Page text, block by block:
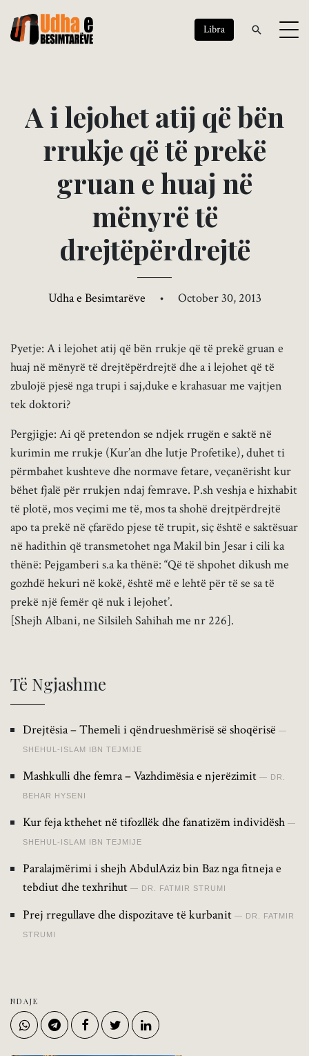
Libra
A i lejohetatij qëbën
rrukje qëtëprekë
gruan ehuaj në
mënyrëtë
drejtëpërdrejtë
Udha e Besimtarëve • October 30, 2013
Pyetje: A i lejohet atij që bën rrukje që të prekë gruan e
huaj në mënyrë të drejtëpërdrejtë dhe a i lejohet që të
zbulojë pjesë nga trupi i saj,duke e krahasuar me vajtjen
tek doktori?
Pergjigje: Ai që pretendon se ndjek rrugën e saktë në
kurimin me rrukje (Kur’an dhe lutje Profetike), duhet ti
përmbahet kushteve dhe normave fetare, veçanërisht kur
bëhet fjalë për rrukjen ndaj femrave. P.sh veshja e hixhabit
të plotë, mos veçimi me të, mos ta shohë drejtpërdrejtë
apo ta prekë në çfarëdo pjese të trupit, siç është e saktësuar
në hadithin që transmetohet nga Makil bin Jesar i cili ka
thënë: Pejgamberi s.a ka thënë: “Që të shpohet dikush me
gozhdë hekuri në kokë, është më e lehtë për të se sa të
prekë një femër që nuk i lejohet’.
[Shejh Albani, ne Silsileh Sahihah me nr 226].
Të Ngjashme
Drejtësia – Themeli i qëndrueshmërisë së shoqërisë
SHEHUL-ISLAM IBN TEJMIJE
Mashkulli dhe femra – Vazhdimësia e njerëzimit DR.
BEHAR HYSENI
Kur feja kthehet në tifozllëk dhe fanatizëm individësh
SHEHUL-ISLAM IBN TEJMIJE
Paralajmërimi i shejh AbdulAziz bin Baz nga fitneja e
tebdiut dhe texhrihut
DR. FATMIR STRUMI
Prej rregullave dhe dispozitave të kurbanit DR. FATMIR
STRUMI
NDAJE